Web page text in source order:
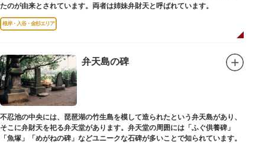
たのが由来とされています。両者は姉妹弁財天と呼ばれています。
根岸・入谷・金杉エリア
弁天島の碑
不忍池の中央には、琵琶湖の竹生島を模して造られたという弁天島があり、
そこに弁財天を祀る弁天堂があります。弁天堂の周囲には「ふぐ供養碑」
「魚塚」「めがねの碑」などユニークな石碑が多いことで知られています。